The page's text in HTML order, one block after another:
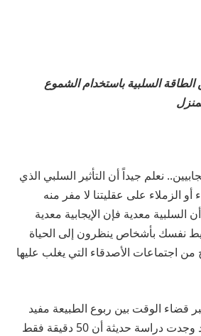
السلبية باستخدام الشموع
نعلم جيداً أن التأثير السلبي الذي
الزملاء على عقليتنا لا مفر منه
معدية فإن الإيجابية معدية
نفسك بأشخاص ينظرون إلى الحياة
من اجتماعات الأصدقاء التي يغلب عليها
قضاء الوقت بين ربوع الطبيعة مفيد
جداً للصحة العقلية. وقد وجدت دراسة حديثة أن 50 دقيقة فقط